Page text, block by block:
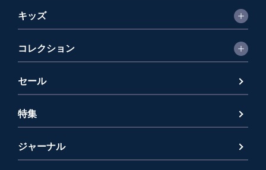
キッズ
コレクション
セール
特集
ジャーナル